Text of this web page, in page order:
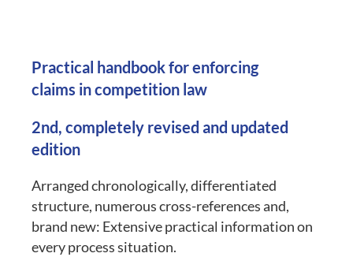
Practical handbook for enforcing
claims in competition law
2nd, completely revised and updated
edition
Arranged chronologically, differentiated
structure, numerous cross-references and,
brand new: Extensive practical information on
every process situation.